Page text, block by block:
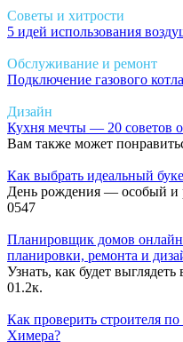
Советы и хитрости
5 идей использования
Обслуживание и ремонт
Подключение газового
Дизайн
Кухня мечты — 20 советов
Вам также может
Как выбрать идеальный
День рождения — особый и
0547
Планировщик домов
планировки, ремонта и
Узнать, как будет
01.2к.
Как проверить строителя
Химера?